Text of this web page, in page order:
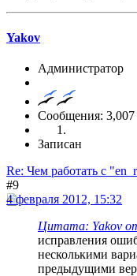
Yakov
Администратор
Сообщения: 3,007
Записан
Re: Чем работать с
#9
4 февраля 2012, 15:32
Цитата: Yakov
исправления
несколькими
предыдущими